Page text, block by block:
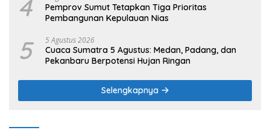
4
Pemprov Sumut Tetapkan Tiga Prioritas
Pembangunan Kepulauan Nias
5 5 Agustus 2026
Cuaca Sumatra 5 Agustus: Medan, Padang, dan
Pekanbaru Berpotensi Hujan Ringan
Selengkapnya